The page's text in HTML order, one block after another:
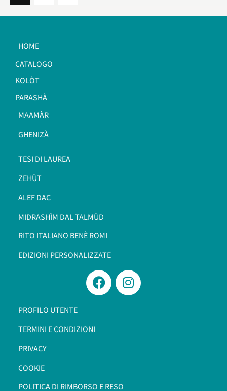
HOME
CATALOGO
KOLÒT
PARASHÀ
MAAMÀR
GHENIZÀ
TESI DI LAUREA
ZEHÙT
ALEF DAC
MIDRASHÌM DAL TALMÙD
RITO ITALIANO BENÈ ROMI​
EDIZIONI PERSONALIZZATE
PROFILO UTENTE
TERMINI E CONDIZIONI
PRIVACY
COOKIE
POLITICA DI RIMBORSO E RESO